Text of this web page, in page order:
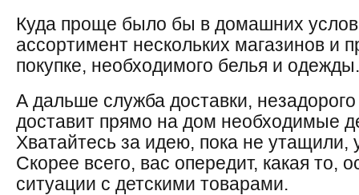
Куда проще было бы в домашних
ассортимент нескольких магазинов и
покупке, необходимого белья и одежды.
А дальше служба доставки,
доставит прямо на дом необходимые
Хватайтесь за идею, пока не
Скорее всего, вас опередит, какая то,
ситуации с детскими товарами.